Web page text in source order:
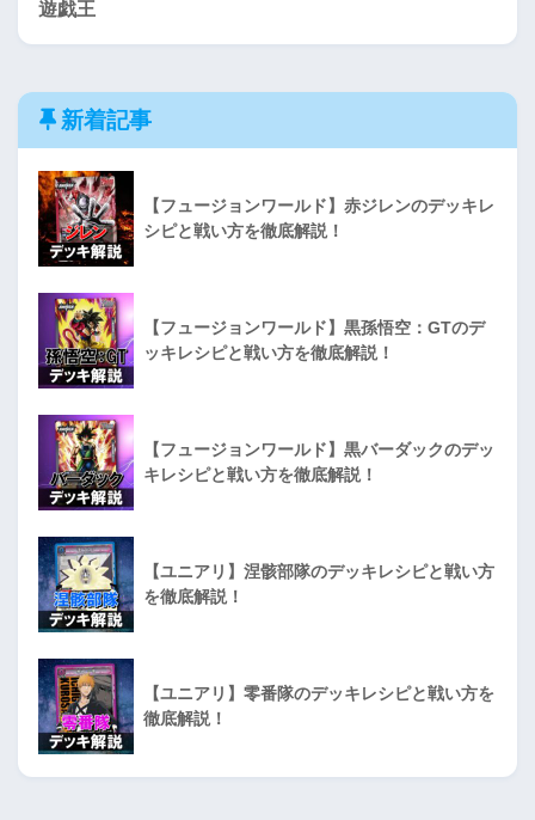
遊戯王
新着記事
【フュージョンワールド】赤ジレンのデッキレ
シピと戦い方を徹底解説！
【フュージョンワールド】黒孫悟空：GTのデ
ッキレシピと戦い方を徹底解説！
【フュージョンワールド】黒バーダックのデッ
キレシピと戦い方を徹底解説！
【ユニアリ】涅骸部隊のデッキレシピと戦い方
を徹底解説！
【ユニアリ】零番隊のデッキレシピと戦い方を
徹底解説！